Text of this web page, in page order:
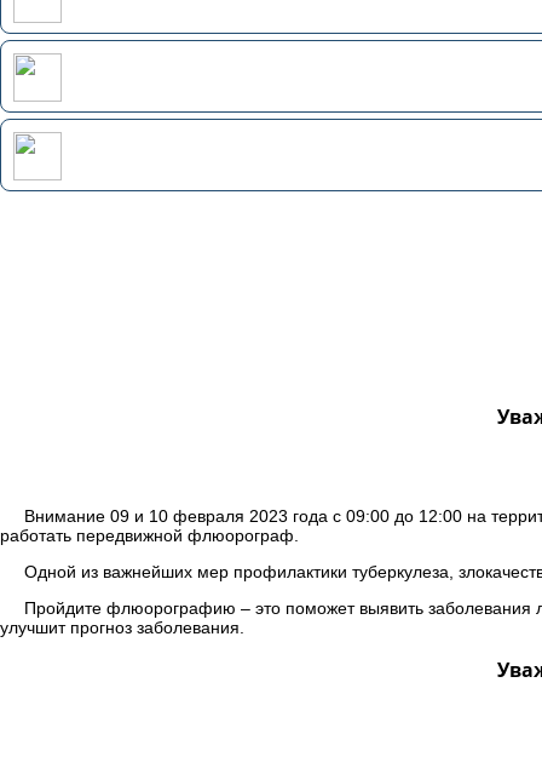
Внимание 09 и 10 февраля 2023 года с 09:00 до 12:00 на
работать передвижной флюорограф.
Одной из важнейших мер профилактики туберкулеза,
Пройдите флюорографию – это поможет выявить заболевания
улучшит прогноз заболевания.